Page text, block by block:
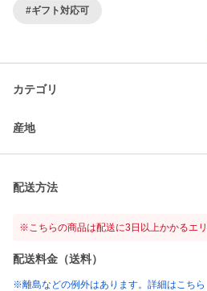
#ギフト対応可
カテゴリ
産地
配送方法
※こちらの商品は配送に3日以上かかるエ
配送料金（送料）
※離島などの例外はあります。詳細はこちら